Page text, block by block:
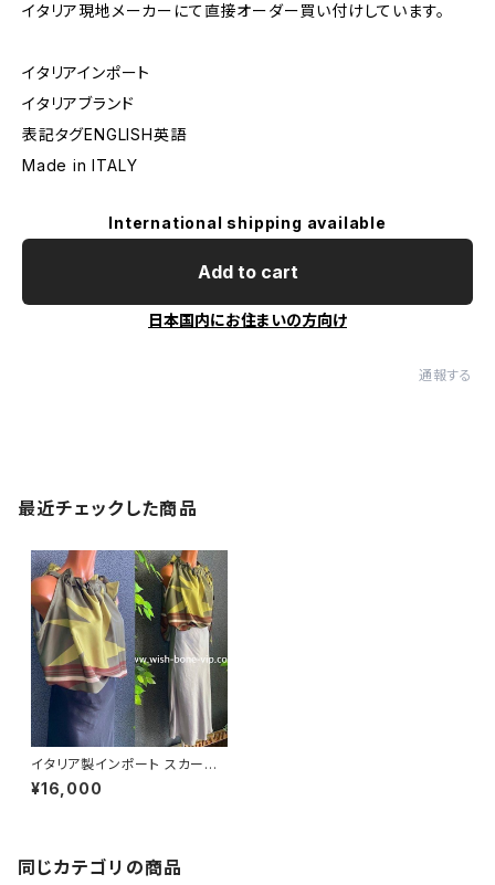
イタリア現地メーカーにて直接オーダー買い付けしています。
イタリアインポート
イタリアブランド
表記タグENGLISH英語
Made in ITALY
International shipping available
Add to cart
日本国内にお住まいの方向け
通報する
最近チェックした商品
イタリア製インポート スカーフ
柄トップス | Made in ITALY |
スカーフデザイン カットソー/グ
¥16,000
同じカテゴリの商品